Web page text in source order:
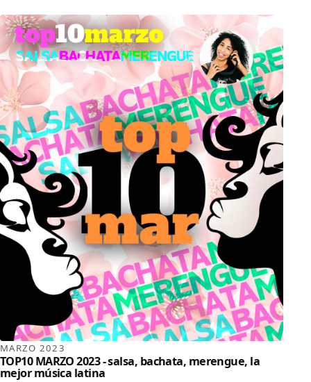
MARZO 2023
TOP10 MARZO 2023 - salsa, bachata, merengue, la
mejor música latina